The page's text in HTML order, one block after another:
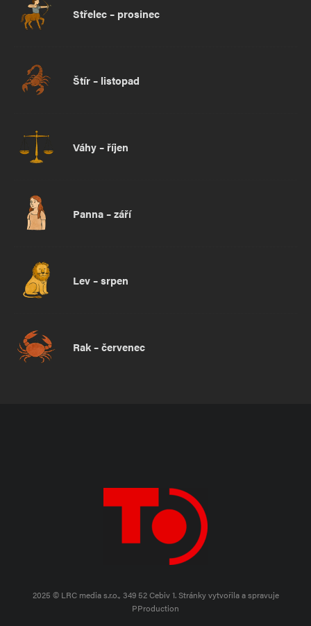
Střelec – prosinec
Štír – listopad
Váhy – říjen
Panna – září
Lev – srpen
Rak – červenec
2025 © LRC media s.r.o., 349 52 Cebiv 1.Stránky vytvořila a spravuje
PProduction